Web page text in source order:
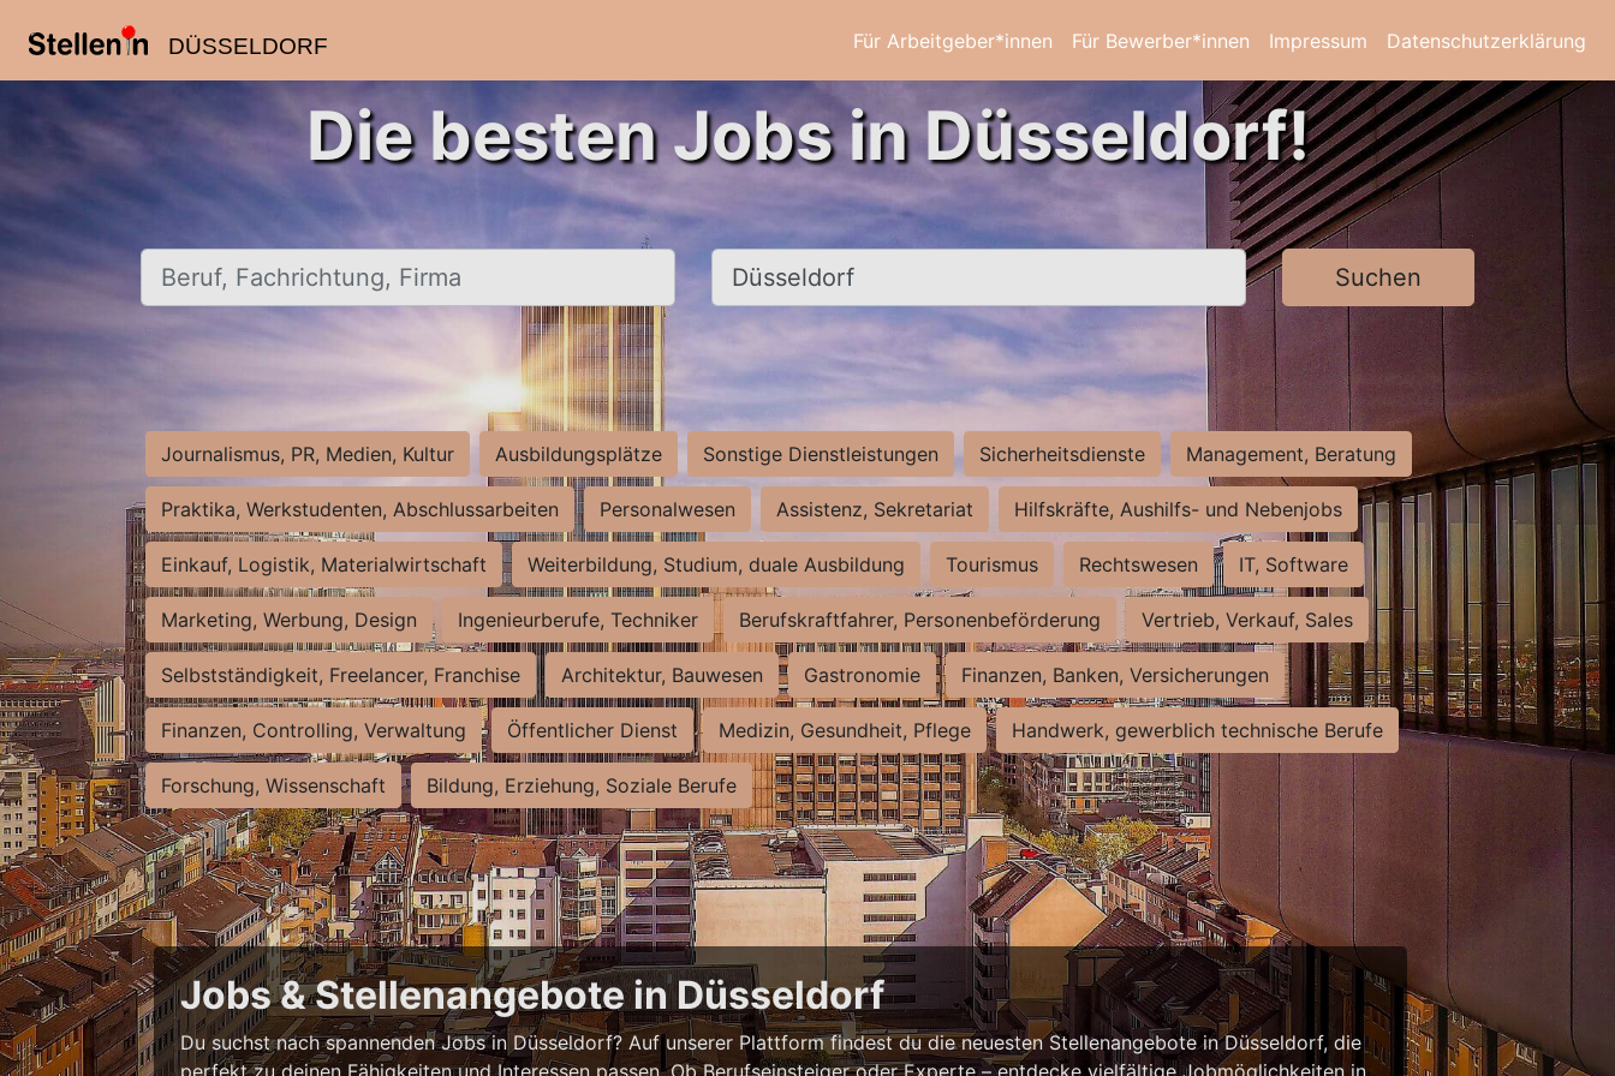
DÜSSELDORF Für Arbeitgeber*innen Für Bewerber*innen Impressum Datenschutzerklärung
Die besten Jobs in Düsseldorf!
Beruf, Fachrichtung, Firma Ort, Stadt Suchen
Journalismus, PR, Medien, Kultur Ausbildungsplätze Sonstige Dienstleistungen Sicherheitsdienste Management, Beratung
Praktika, Werkstudenten, Abschlussarbeiten Personalwesen Assistenz, Sekretariat Hilfskräfte, Aushilfs- und Nebenjobs
Einkauf, Logistik, Materialwirtschaft Weiterbildung, Studium, duale Ausbildung Tourismus Rechtswesen IT, Software
Marketing, Werbung, Design Ingenieurberufe, Techniker Berufskraftfahrer, Personenbeförderung Vertrieb, Verkauf, Sales
Selbstständigkeit, Freelancer, Franchise Architektur, Bauwesen Gastronomie Finanzen, Banken, Versicherungen
Finanzen, Controlling, Verwaltung Öffentlicher Dienst Medizin, Gesundheit, Pflege Handwerk, gewerblich technische Berufe
Forschung, Wissenschaft Bildung, Erziehung, Soziale Berufe
Jobs & Stellenangebote in Düsseldorf
Du suchst nach spannenden Jobs in Düsseldorf? Auf unserer Plattform findest du die neuesten Stellenangebote in Düsseldorf, die